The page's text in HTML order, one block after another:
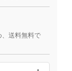
、送料無料で